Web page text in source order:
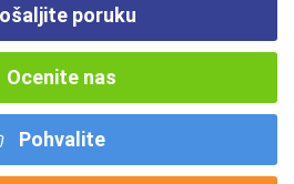
poruku
Ocenite nas
Pohvalite